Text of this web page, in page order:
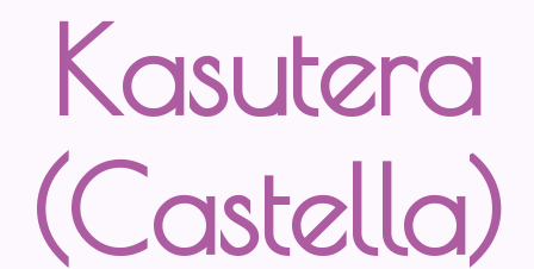
Kasutera
(Castella)